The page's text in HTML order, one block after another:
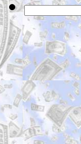
Найти: